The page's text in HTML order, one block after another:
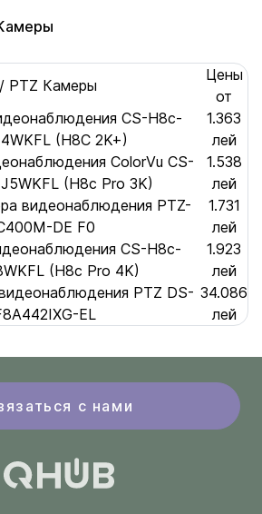
PTZ Камеры
Цены
от
CS-H8c-
(H8С 2K+)
1.363
лей
ColorVu CS-
(H8c Pro 3K)
1.538
лей
видеонаблюдения PTZ-
DE F0
1.731
лей
CS-H8c-
(H8c Pro 4K)
1.923
лей
PTZ DS-
EL
34.086
лей
с нами